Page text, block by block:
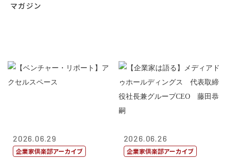
マガジン
2026.06.29
企業家倶楽部アーカイブ
2026.06.26
企業家倶楽部アーカイブ